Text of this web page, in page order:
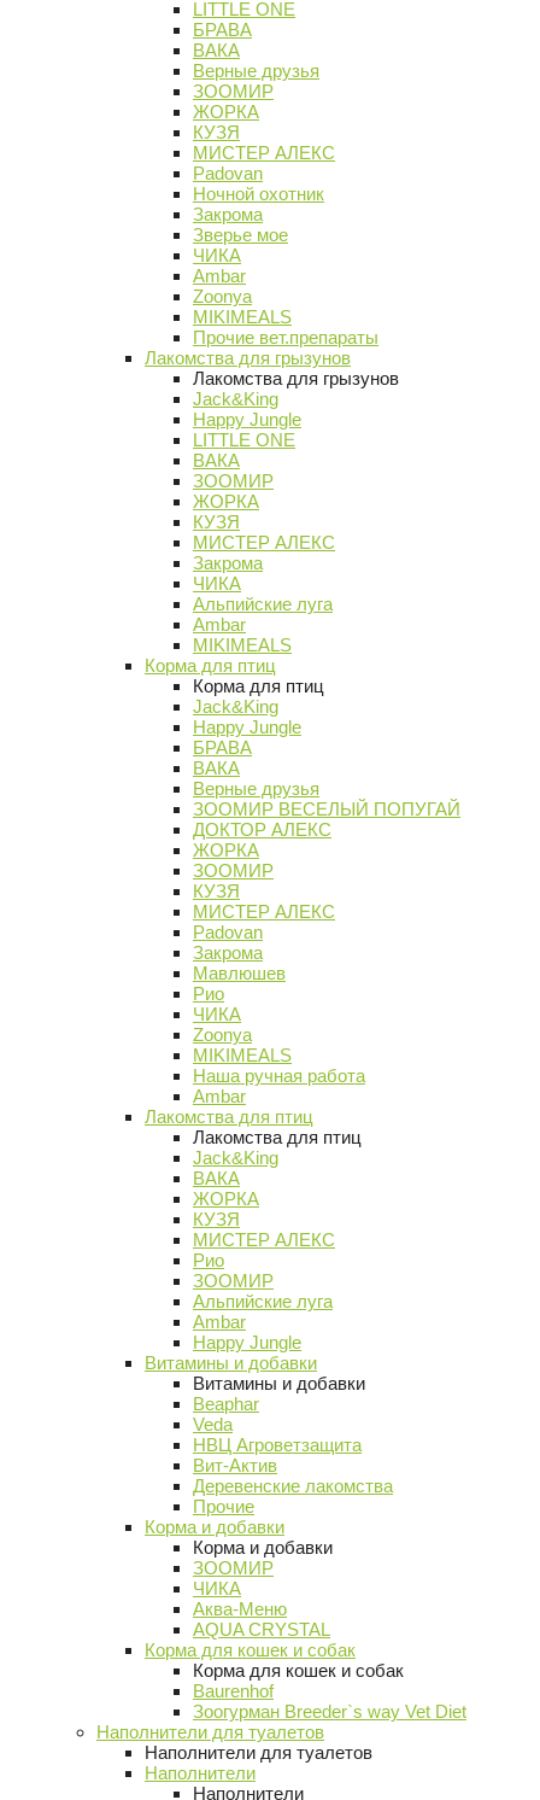
LITTLE ONE
БРАВА
ВАКА
Верные друзья
ЗООМИР
ЖОРКА
КУЗЯ
МИСТЕР АЛЕКС
Padovan
Ночной охотник
Закрома
Зверье мое
ЧИКА
Ambar
Zoonya
MIKIMEALS
Прочие вет.препараты
Лакомства для грызунов
Лакомства для грызунов
Jack&King
Happy Jungle
LITTLE ONE
ВАКА
ЗООМИР
ЖОРКА
КУЗЯ
МИСТЕР АЛЕКС
Закрома
ЧИКА
Альпийские луга
Ambar
MIKIMEALS
Корма для птиц
Корма для птиц
Jack&King
Happy Jungle
БРАВА
ВАКА
Верные друзья
ЗООМИР ВЕСЕЛЫЙ ПОПУГАЙ
ДОКТОР АЛЕКС
ЖОРКА
ЗООМИР
КУЗЯ
МИСТЕР АЛЕКС
Padovan
Закрома
Мавлюшев
Рио
ЧИКА
Zoonya
MIKIMEALS
Наша ручная работа
Ambar
Лакомства для птиц
Лакомства для птиц
Jack&King
ВАКА
ЖОРКА
КУЗЯ
МИСТЕР АЛЕКС
Рио
ЗООМИР
Альпийские луга
Ambar
Happy Jungle
Витамины и добавки
Витамины и добавки
Beaphar
Veda
НВЦ Агроветзащита
Вит-Актив
Деревенские лакомства
Прочие
Корма и добавки
Корма и добавки
ЗООМИР
ЧИКА
Аква-Меню
AQUA CRYSTAL
Корма для кошек и собак
Корма для кошек и собак
Baurenhof
Зоогурман Breeder`s way Vet Diet
Наполнители для туалетов
Наполнители для туалетов
Наполнители
Наполнители